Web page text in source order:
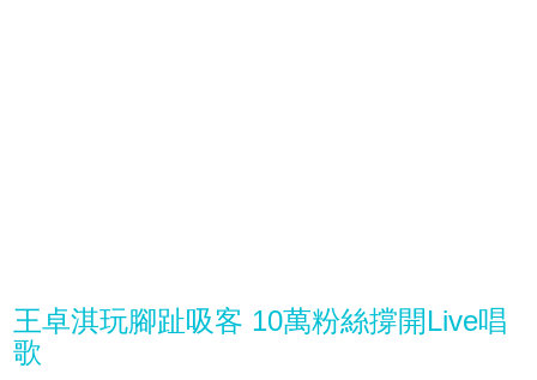
王卓淇玩腳趾吸客 10萬粉絲撐開Live唱
歌